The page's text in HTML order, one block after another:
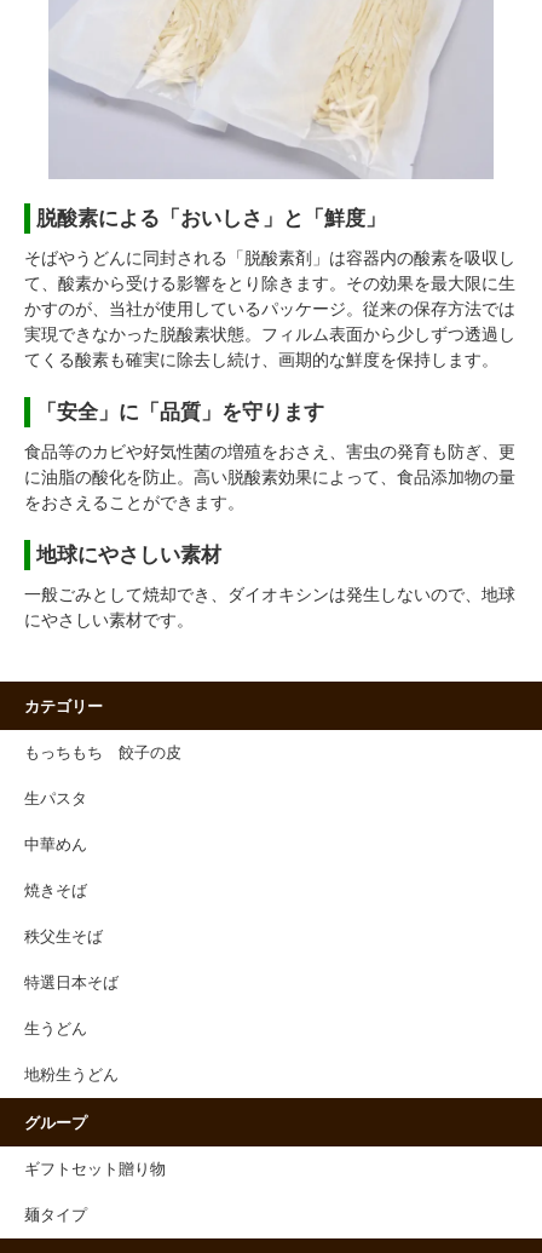
脱酸素による「おいしさ」と「鮮度」
そばやうどんに同封される「脱酸素剤」は容器内の酸素を吸収し
て、酸素から受ける影響をとり除きます。その効果を最大限に生
かすのが、当社が使用しているパッケージ。従来の保存方法では
実現できなかった脱酸素状態。フィルム表面から少しずつ透過し
てくる酸素も確実に除去し続け、画期的な鮮度を保持します。
「安全」に「品質」を守ります
食品等のカビや好気性菌の増殖をおさえ、害虫の発育も防ぎ、更
に油脂の酸化を防止。高い脱酸素効果によって、食品添加物の量
をおさえることができます。
地球にやさしい素材
一般ごみとして焼却でき、ダイオキシンは発生しないので、地球
にやさしい素材です。
カテゴリー
もっちもち 餃子の皮
生パスタ
中華めん
焼きそば
秩父生そば
特選日本そば
生うどん
地粉生うどん
グループ
ギフトセット贈り物
麺タイプ